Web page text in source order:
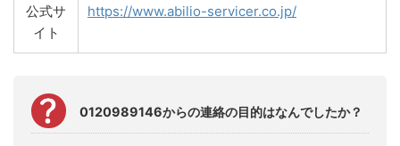
公式サ
イト
https://www.abilio-servicer.co.jp/
0120989146からの連絡の目的はなんでしたか？